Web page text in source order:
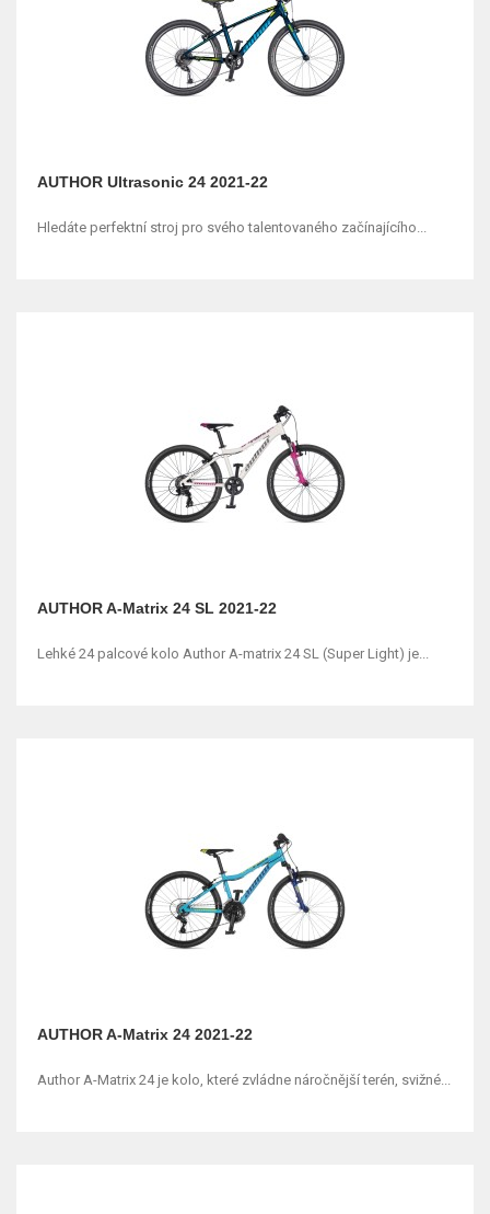
AUTHOR Ultrasonic 24 2021-22
Hledáte perfektní stroj pro svého talentovaného začínajícího...
AUTHOR A-Matrix 24 SL 2021-22
Lehké 24 palcové kolo Author A-matrix 24 SL (Super Light) je...
AUTHOR A-Matrix 24 2021-22
Author A-Matrix 24 je kolo, které zvládne náročnější terén, svižné...